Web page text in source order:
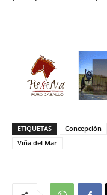
ETIQUETAS Concepción
Viña del Mar